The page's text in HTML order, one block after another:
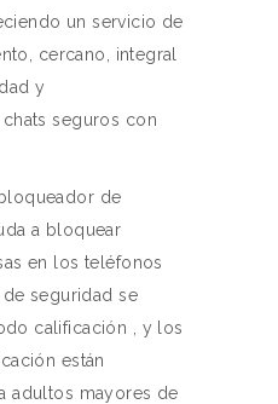
un servicio de
cercano, integral
y
seguros con
de
a bloquear
en los teléfonos
seguridad se
calificación , y los
están
adultos mayores de